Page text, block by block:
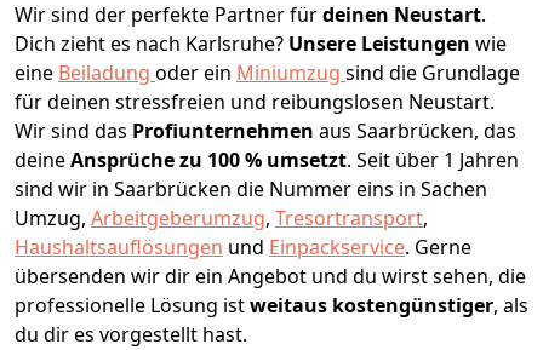
Wir sind der perfekte Partner fürdeinen Neustart.
Dich zieht es nach Karlsruhe? Unsere Leistungen wie
eine Beiladung oder ein Miniumzug sind die Grundlage
für deinen stressfreien und reibungslosen Neustart.
Wir sind das Profiunternehmen aus Saarbrücken, das
deineAnsprüche zu 100 % umsetzt. Seit über 1 Jahren
sind wir in Saarbrücken die Nummer eins in Sachen
Umzug, Arbeitgeberumzug, Tresortransport,
Haushaltsauflösungen und Einpackservice. Gerne
übersenden wir dir ein Angebot und du wirst sehen, die
professionelle Lösung istweitaus kostengünstiger, als
du dir es vorgestellt hast.